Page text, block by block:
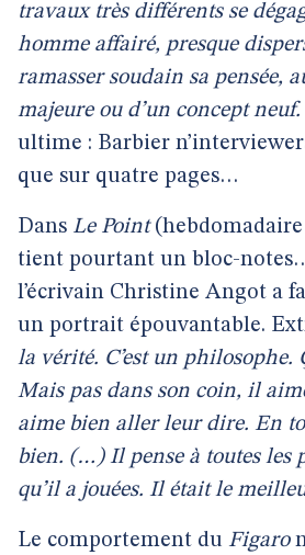
travaux très différents se
homme affairé, presque
ramasser soudain sa pensée,
majeure ou d’un concept neuf.
ultime : Barbier
que sur quatre pages…
Dans Le Point
tient pourtant un bloc-
l’écrivain Christine Angot a
un portrait épouvantable.
la vérité. C’est un philosophe.
Mais pas dans son coin, il
aime bien aller leur dire. En
bien. (…) Il pense à toutes les
qu’il a jouées. Il était le
Le comportement du Figaro